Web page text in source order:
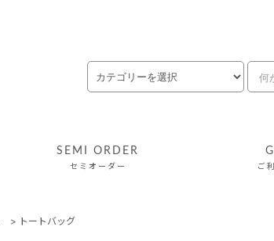
SEMI ORDER
セミオーダー ご
> トートバッグ